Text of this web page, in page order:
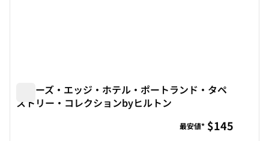
リバーズ・エッジ・ホテル・ポートランド・タペ
ストリー・コレクションbyヒルトン
最安値* $145